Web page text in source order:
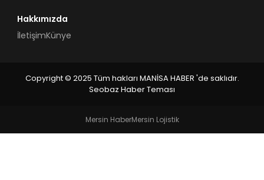
Hakkımızda
İletişimKünye
Copyright © 2025 Tüm hakları MANİSA HABER 'de saklıdır.
Seobaz Haber Teması
Mersin HaberMersin Lojistik